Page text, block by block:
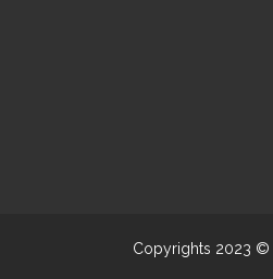
Copyrights 2023 ©